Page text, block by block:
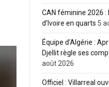
CAN féminine 2026 :
d’Ivoire en quarts 5
Équipe d’Algérie :
Djellit règle ses
août 2026
Officiel : Villarreal